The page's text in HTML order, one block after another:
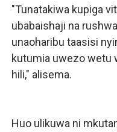
"Tunatakiwa kupiga
ubabaishaji na
unaoharibu taasisi
kutumia uwezo wetu
hili," alisema.
Huo ulikuwa ni